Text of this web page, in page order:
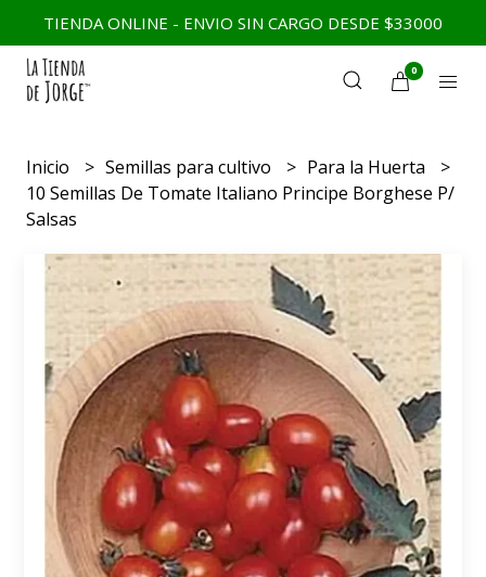
TIENDA ONLINE - ENVIO SIN CARGO DESDE $33000
0
Inicio Semillas para cultivo
Para la Huerta
10 Semillas De Tomate Italiano Principe Borghese P/
Salsas